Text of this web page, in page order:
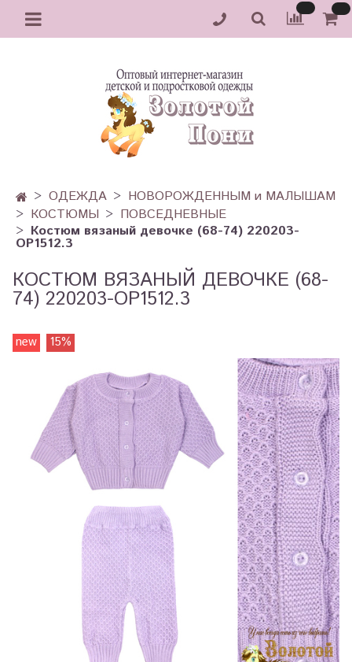
ОДЕЖДА
НОВОРОЖДЕННЫМ и МАЛЫШАМ
КОСТЮМЫ
ПОВСЕДНЕВНЫЕ
Костюм вязаный девочке (68-74) 220203-
OP1512.3
КОСТЮМ ВЯЗАНЫЙ ДЕВОЧКЕ (68-
74) 220203-OP1512.3
new 15%